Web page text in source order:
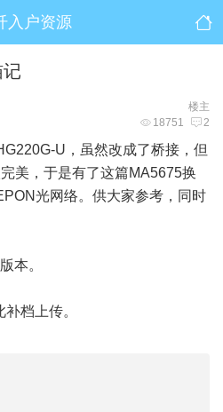
入户资源
楼主
18751 2
U，虽然改成了桥接，但
美，于是有了这篇MA5675换
光网络。供大家参考，同时
本。
档上传。